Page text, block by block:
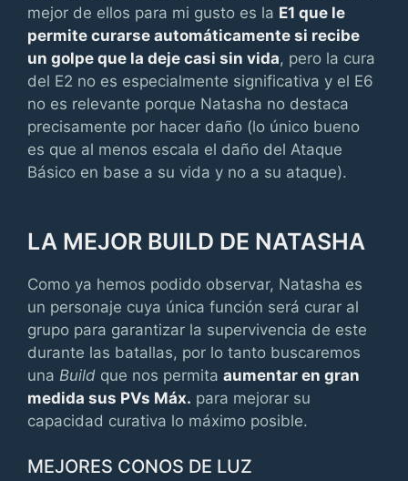
mejor de ellos para mi gusto es la E1 que le
permite curarse automáticamente si recibe
un golpe que la deje casi sin vida, pero la cura
del E2 no es especialmente significativa y el E6
no es relevante porque Natasha no destaca
precisamente por hacer daño (lo único bueno
es que al menos escala el daño del Ataque
Básico en base a su vida y no a su ataque).
LA MEJOR BUILD DE NATASHA
Como ya hemos podido observar, Natasha es
un personaje cuya única función será curar al
grupo para garantizar la supervivencia de este
durante las batallas, por lo tanto buscaremos
una Build que nos permita aumentar en gran
medida sus PVs Máx. para mejorar su
capacidad curativa lo máximo posible.
MEJORES CONOS DE LUZ